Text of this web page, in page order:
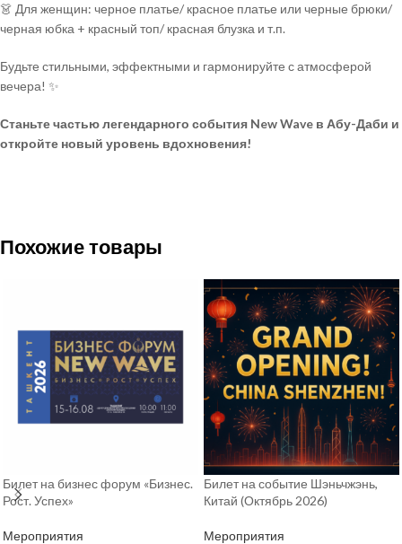
👗 Для женщин: черное платье/ красное платье или черные брюки/
черная юбка + красный топ/ красная блузка и т.п.
Будьте стильными, эффектными и гармонируйте с атмосферой
вечера! ✨
Станьте частью легендарного события New Wave в Абу-Даби и
откройте новый уровень вдохновения!
Похожие товары
Билет на бизнес форум «Бизнес.
Рост. Успех»
Мероприятия
Билет на событие Шэньчжэнь,
Китай (Октябрь 2026)
Мероприятия